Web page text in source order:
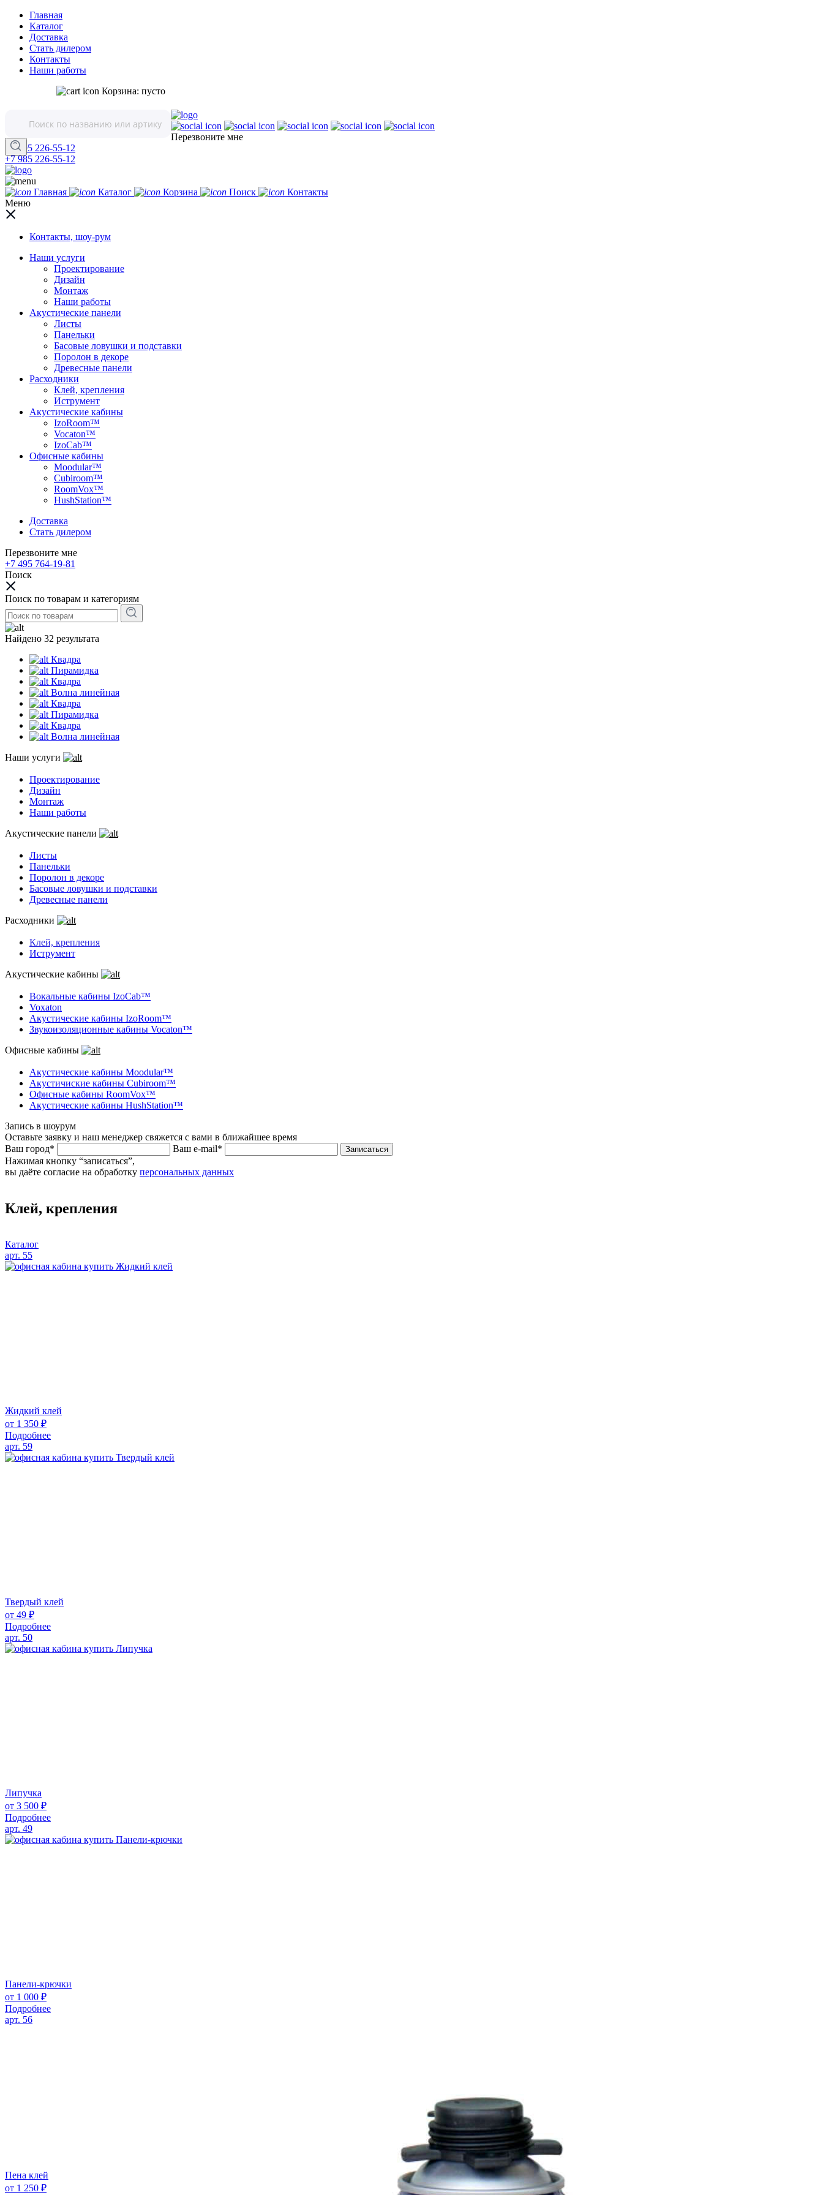
Главная
Каталог
Доставка
Стать дилером
Контакты
Наши работы
Корзина: пусто
Перезвоните мне
+7 495 226-55-12
+7 985 226-55-12
Главная Каталог Корзина Поиск
Контакты
Меню
Контакты, шоу-рум
Наши услуги
Проектирование
Дизайн
Монтаж
Наши работы
Акустические панели
Листы
Панельки
Басовые ловушки и подставки
Поролон в декоре
Древесные панели
Расходники
Клей, крепления
Иструмент
Акустические кабины
IzoRoom™
Vocaton™
IzoCab™
Офисные кабины
Moodular™
Cubiroom™
RoomVox™
HushStation™
Доставка
Стать дилером
Перезвоните мне
+7 495 764-19-81
Поиск
Поиск по товарам и категориям
Найдено 32 результата
Квадра
Пирамидка
Квадра
Волна линейная
Квадра
Пирамидка
Квадра
Волна линейная
Наши услуги
Проектирование
Дизайн
Монтаж
Наши работы
Акустические панели
Листы
Панельки
Поролон в декоре
Басовые ловушки и подставки
Древесные панели
Расходники
Клей, крепления
Иструмент
Акустические кабины
Вокальные кабины IzoCab™
Voxaton
Акустические кабины IzoRoom™
Звукоизоляционные кабины Vocaton™
Офисные кабины
Акустические кабины Moodular™
Акустичиские кабины Cubiroom™
Офисные кабины RoomVox™
Акустические кабины HushStation™
Запись в шоурум
Оставьте заявку и наш менеджер свяжется с вами в ближайшее время
Ваш город*
Ваш e-mail* Записаться
Нажимая кнопку “записаться”,
вы даёте согласие на обработку персональных данных
Клей, крепления
Каталог
арт. 55
Жидкий клей
от 1 350 ₽
Подробнее
арт. 59
Твердый клей
от 49 ₽
Подробнее
арт. 50
Липучка
от 3 500 ₽
Подробнее
арт. 49
Панели-крючки
от 1 000 ₽
Подробнее
арт. 56
Пена клей
от 1 250 ₽